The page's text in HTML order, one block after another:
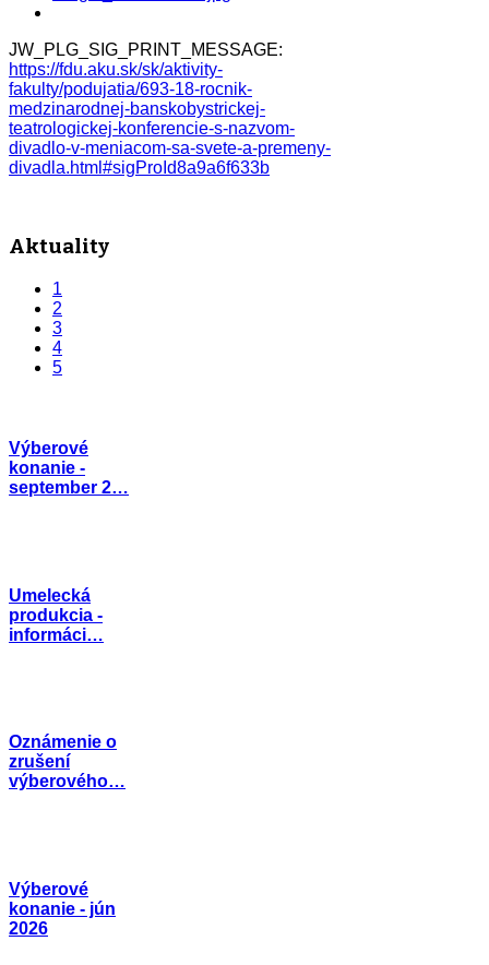
JW_PLG_SIG_PRINT_MESSAGE:
https://fdu.aku.sk/sk/aktivity-
fakulty/podujatia/693-18-rocnik-
medzinarodnej-banskobystrickej-
teatrologickej-konferencie-s-nazvom-
divadlo-v-meniacom-sa-svete-a-premeny-
divadla.html#sigProId8a9a6f633b
Aktuality
1
2
3
4
5
Výberové
konanie -
september 2…
Umelecká
produkcia -
informáci…
Oznámenie o
zrušení
výberového…
Výberové
konanie - jún
2026